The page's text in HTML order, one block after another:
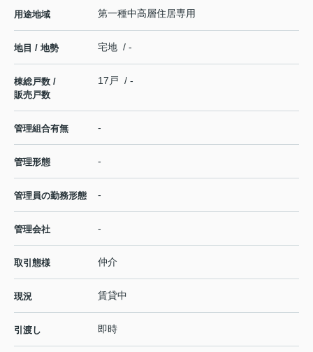
用途地域 第一種中高層住居専用
地目 / 地勢 宅地 / -
棟総戸数 /
販売戸数
17戸 / -
管理組合有無 -
管理形態 -
管理員の勤務形態 -
管理会社 -
取引態様 仲介
現況 賃貸中
引渡し 即時